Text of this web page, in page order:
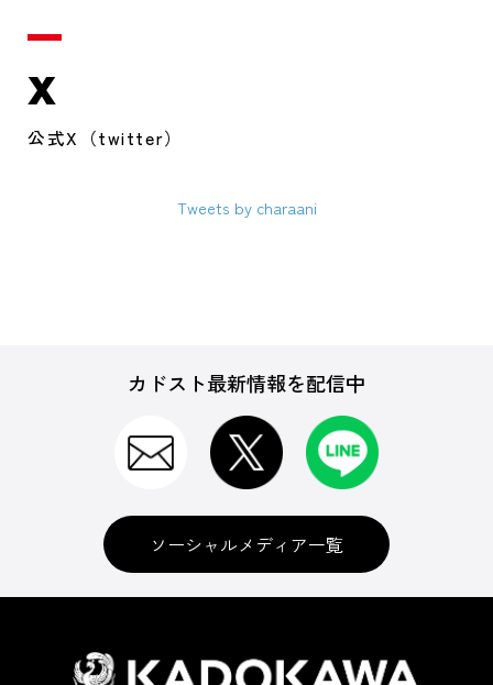
X
公式X（twitter）
Tweets by charaani
カドスト最新情報を配信中
ソーシャルメディア一覧